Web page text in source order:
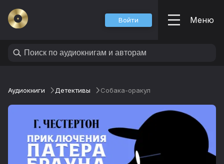
Войти Меню
Аудиокниги Детективы Собака-оракул